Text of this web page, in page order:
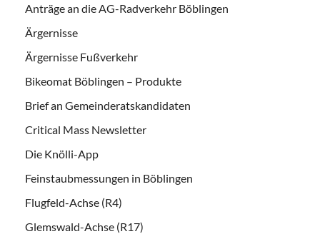
Anträge an die AG-Radverkehr Böblingen
Ärgernisse
Ärgernisse Fußverkehr
Bikeomat Böblingen – Produkte
Brief an Gemeinderatskandidaten
Critical Mass Newsletter
Die Knölli-App
Feinstaubmessungen in Böblingen
Flugfeld-Achse (R4)
Glemswald-Achse (R17)